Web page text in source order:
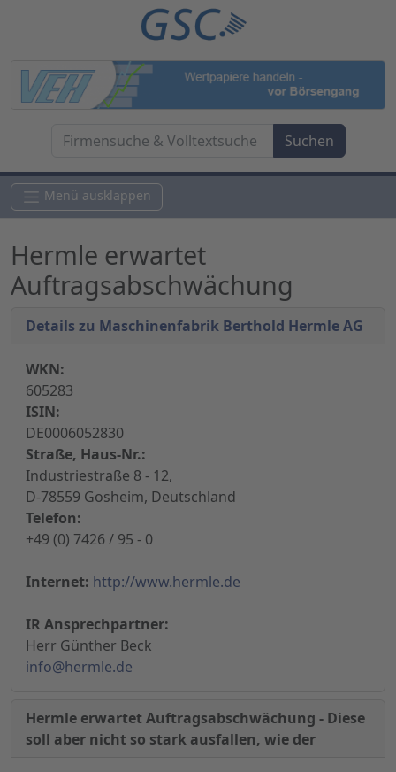
Menü ausklappen
Hermle erwartet
Auftragsabschwächung
Details zu Maschinenfabrik Berthold Hermle AG
WKN:
605283
ISIN:
DE0006052830
Straße, Haus-Nr.:
Industriestraße 8 - 12,
D-78559 Gosheim, Deutschland
Telefon:
+49 (0) 7426 / 95 - 0
Internet: http://www.hermle.de
IR Ansprechpartner:
Herr Günther Beck
info@hermle.de
Hermle erwartet Auftragsabschwächung - Diese
soll aber nicht so stark ausfallen, wie der